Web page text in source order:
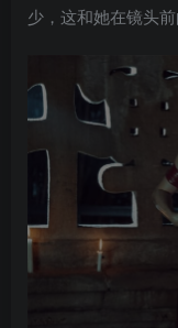
少，这和她在镜头